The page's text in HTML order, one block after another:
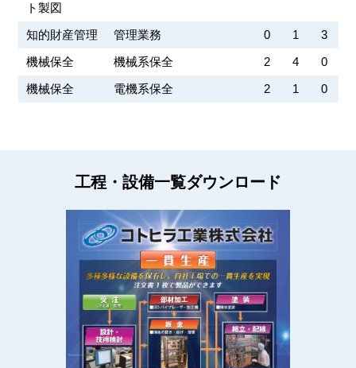
ト製図
知的財産管理 管理業務 0 1
3
機械保全
機械系保全 2 4
0
機械保全
電機系保全 2 1 0
工程・設備一覧ダウンロード